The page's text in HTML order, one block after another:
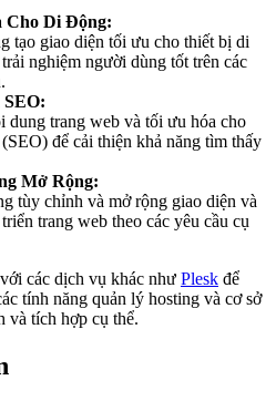
Cho Di Động:
tạo giao diện tối ưu cho thiết bị di
nghiệm người dùng tốt trên các
dung trang web và tối ưu hóa cho
để cải thiện khả năng tìm thấy
Mở Rộng:
tùy chỉnh và mở rộng giao diện và
trang web theo các yêu cầu cụ
các dịch vụ khác như Plesk để
tính năng quản lý hosting và cơ sở
và tích hợp cụ thể.